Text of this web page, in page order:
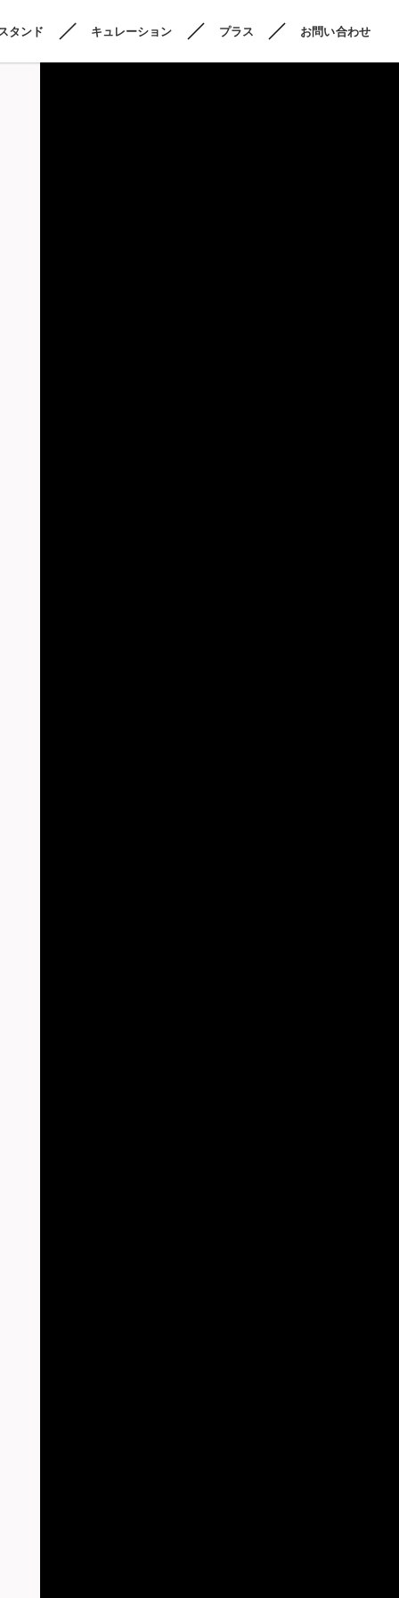
タンド キュレーション プラス お問い合わせ